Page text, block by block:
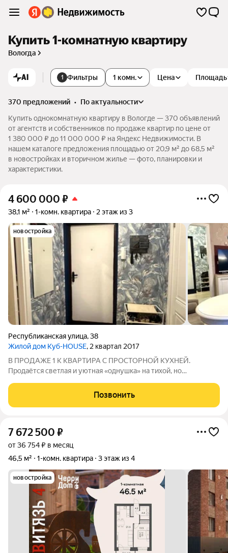
Купить 1-комнатную квартиру
Вологда
AI 1 Фильтры 1 комн. Цена Площадь
370 предложений •
по актуальности
Купить однокомнатную квартиру в Вологде — 370 объявлений
от агентств и собственников по продаже квартир по цене от
1 380 000 ₽ до 11 000 000 ₽ на Яндекс Недвижимости. В
нашем каталоге предложения площадью от 20,9 м² до 68,5 м²
в новостройках и вторичном жилье — фото, планировки и
характеристики.
4 600 000 ₽
38,1 м² 1-комн. квартира 2 этаж из 3
новостройка
Республиканская улица,38
Жилой дом Куб-HOUSE, 2 квартал 2017
В ПРОДАЖЕ 1 К КВАРТИРА С ПРОСТОРНОЙ КУХНЕЙ.
Продаётся светлая и уютная «однушка» на тихой, но
тех, кто ценит своё время и комфорт. Выходите из подъезда и
вся инфраструктура города рядом : ТЦ
Позвонить
7 672 500 ₽
от 36 754 ₽ в месяц
46,5 м²
1-комн. квартира 3 этаж из 4
новостройка